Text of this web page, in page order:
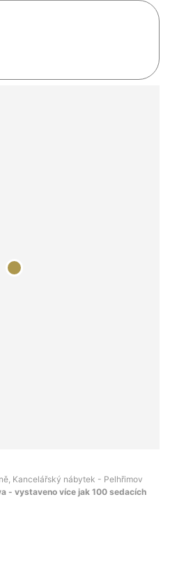
Kancelářský nábytek - Pelhřimov
- vystaveno více jak 100 sedacích